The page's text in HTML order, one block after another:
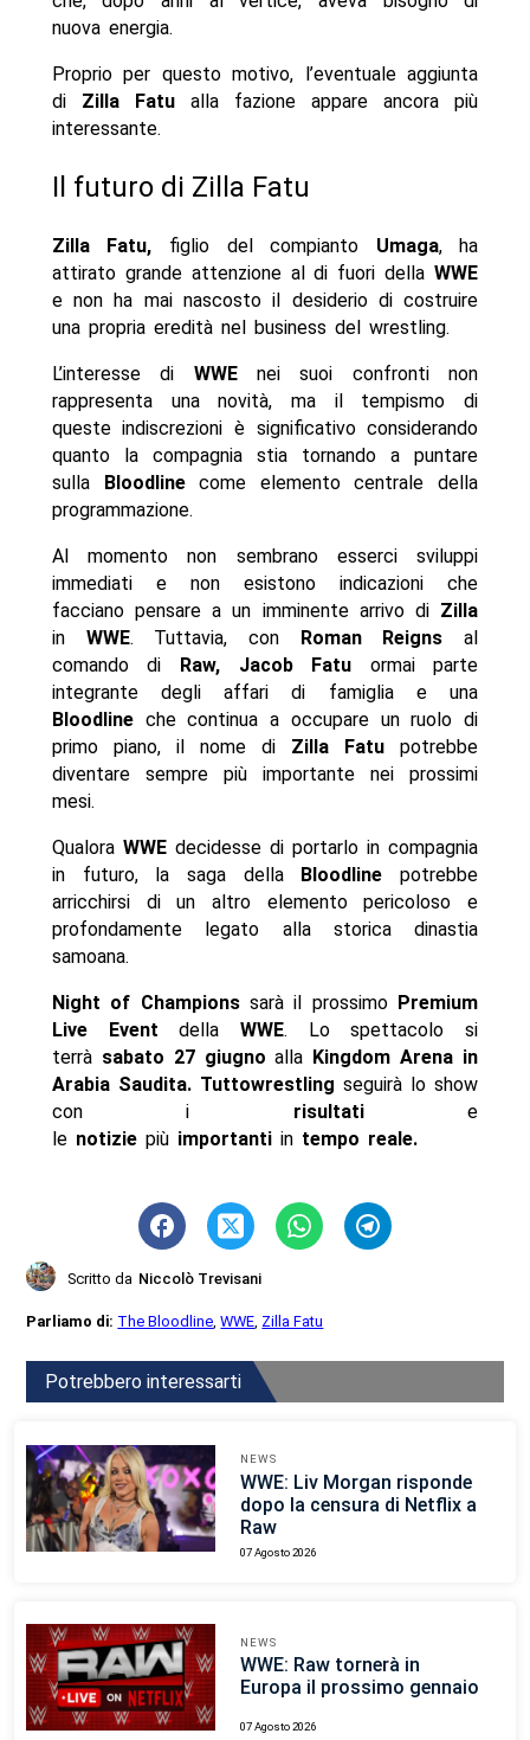
nuova energia.
Proprio per questo motivo, l’eventuale aggiunta
di Zilla Fatualla fazione appare ancora più
interessante.
Il futuro di Zilla Fatu
Zilla Fatu, figlio del compianto Umaga, ha
attirato grande attenzione al di fuori dellaWWE
e non ha mai nascosto il desiderio di costruire
una propria eredità nel business del wrestling.
L’interesse di WWEnei suoi confronti non
rappresenta una novità, ma il tempismo di
queste indiscrezioni è significativo considerando
quanto la compagnia stia tornando a puntare
sulla Bloodlinecome elemento centrale della
programmazione.
Al momento non sembrano esserci sviluppi
immediati e non esistono indicazioni che
facciano pensare a un imminente arrivo di Zilla
in WWE. Tuttavia, con Roman Reigns al
comando di Raw, Jacob Fatu ormai parte
integrante degli affari di famiglia e una
Bloodlineche continua a occupare un ruolo di
primo piano, il nome di Zilla Fatu potrebbe
diventare sempre più importante nei prossimi
mesi.
Qualora WWEdecidesse di portarlo in compagnia
in futuro, la saga della Bloodline potrebbe
arricchirsi di un altro elemento pericoloso e
profondamente legato alla storica dinastia
samoana.
Night of Champions sarà il prossimoPremium
Live Event della WWE. Lo spettacolo si
terrà sabato 27 giugno alla Kingdom Arena in
Arabia Saudita. Tuttowrestlingseguirà lo show
con i risultatie
le notiziepiù importantiin tempo reale.
Scritto da Niccolò Trevisani
Parliamo di: The Bloodline ,WWE Zilla Fatu
Potrebbero interessarti
NEWS
WWE: Liv Morgan risponde
dopo la censura di Netflix a
Raw
07 Agosto 2026
NEWS
WWE: Raw tornerà in
Europa il prossimo gennaio
07 Agosto 2026